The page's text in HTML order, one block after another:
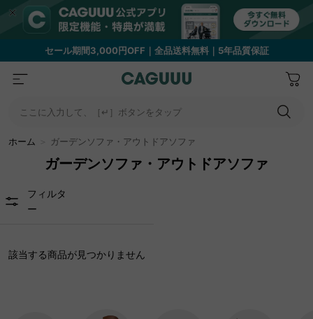
セール期間3,000円OFF｜全品送料無料｜5年品質保証
ここに入力して、［↵］ボタンをタップ
ホーム ガーデンソファ・アウトドアソファ
ガーデンソファ・アウトドアソファ
フィルタ
ー
該当する商品が見つかりません